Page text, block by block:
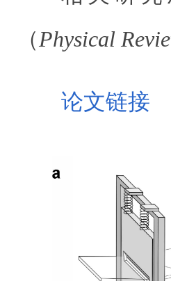
（Physical
论文链接